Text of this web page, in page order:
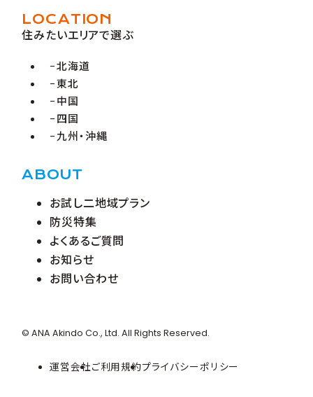
LOCATION
住みたいエリアで選ぶ
北海道
東北
中国
四国
九州・沖縄
ABOUT
お試し二地域プラン
防災特集
よくあるご質問
お知らせ
お問い合わせ
© ANA Akindo Co., Ltd. All Rights Reserved.
運営会社ご利用規約プライバシーポリシー